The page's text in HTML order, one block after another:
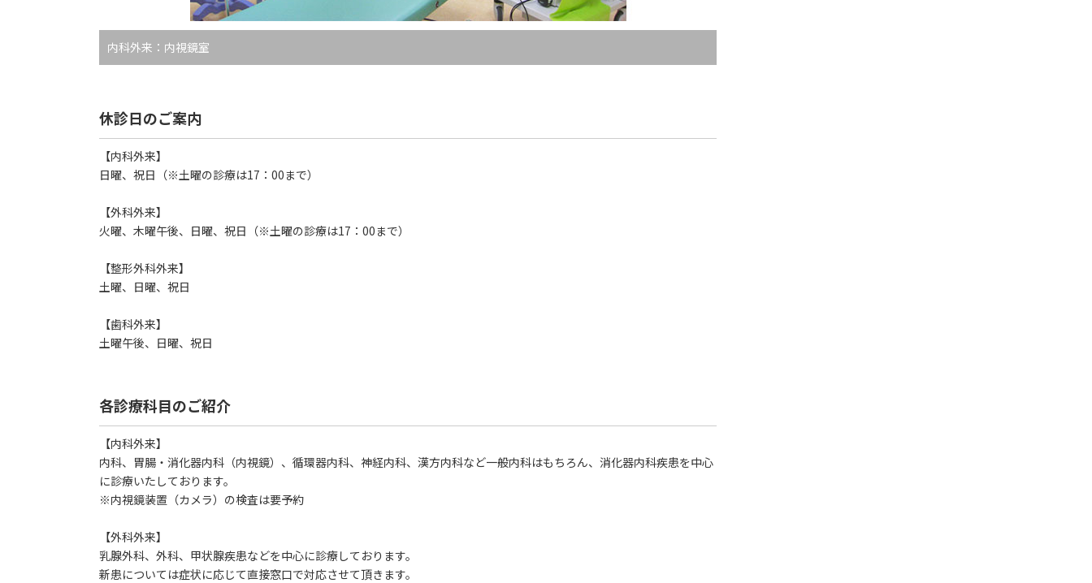
内科外来：内視鏡室
休診日のご案内
【内科外来】
日曜、祝日（※土曜の診療は17：00まで）
【外科外来】
火曜、木曜午後、日曜、祝日（※土曜の診療は17：00まで）
【整形外科外来】
土曜、日曜、祝日
【歯科外来】
土曜午後、日曜、祝日
各診療科目のご紹介
【内科外来】
内科、胃腸・消化器内科（内視鏡）、循環器内科、神経内科、漢方内科など一般内科はもちろん、消化器内科疾患を中心
に診療いたしております。
※内視鏡装置（カメラ）の検査は要予約
【外科外来】
乳腺外科、外科、甲状腺疾患などを中心に診療しております。
新患については症状に応じて直接窓口で対応させて頂きます。